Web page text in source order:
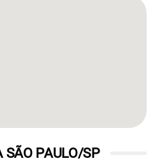
SÃO PAULO/SP